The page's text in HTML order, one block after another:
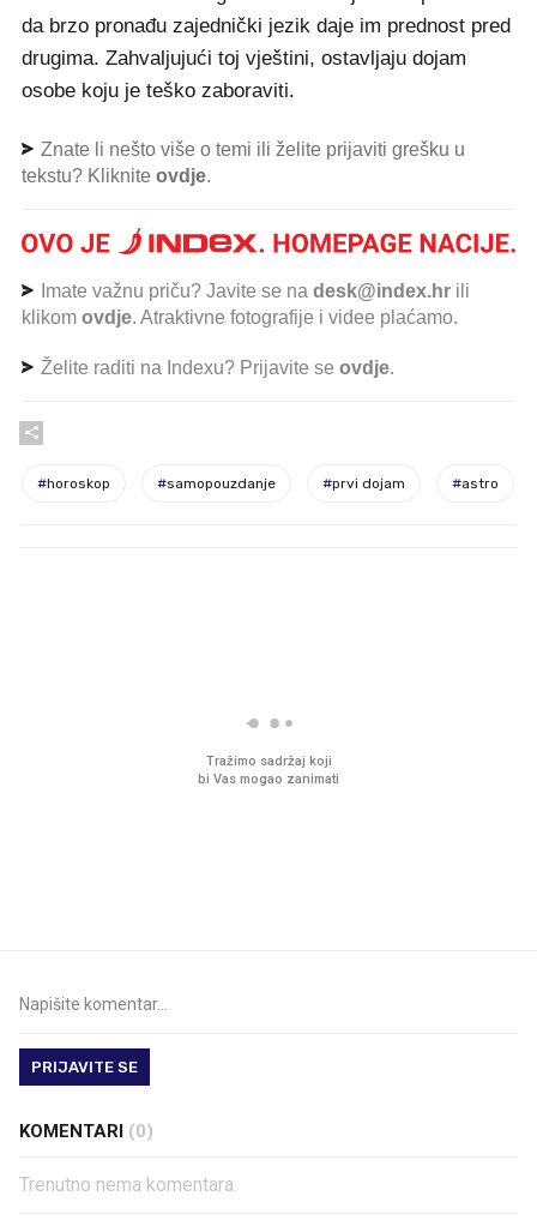
da brzo pronađu zajednički jezik daje im prednost pred
drugima. Zahvaljujući toj vještini, ostavljaju dojam
osobe koju je teško zaboraviti.
Znate li nešto više o temi ili želite prijaviti grešku u
tekstu? Kliknite ovdje.
Imate važnu priču? Javite se na desk@index.hr ili
klikom ovdje. Atraktivne fotografije i videe plaćamo.
Želite raditi na Indexu? Prijavite se ovdje.
#horoskop #samopouzdanje #prvi dojam #astro
PRIJAVITE SE
KOMENTARI (0)
Trenutno nema komentara.